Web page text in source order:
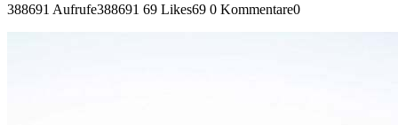
388691 Aufrufe388691 69 Likes69 0 Kommentare0